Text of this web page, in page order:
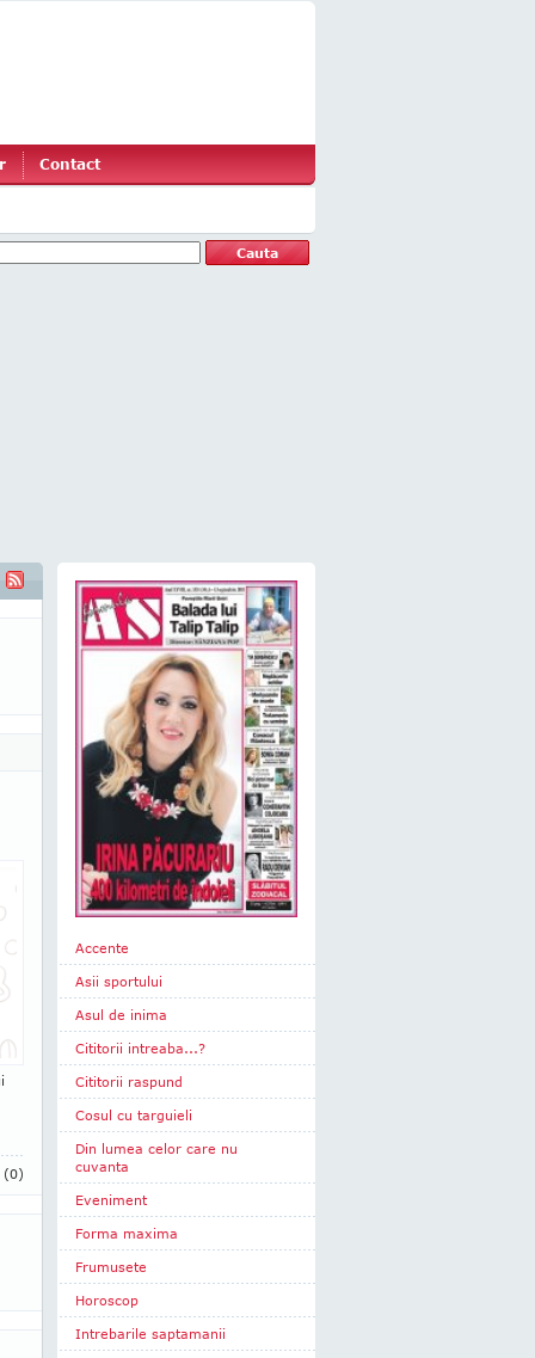
Contact
(0)
Accente
Asii sportului
Asul de inima
Cititorii intreaba...?
Cititorii raspund
Cosul cu targuieli
Din lumea celor care nu
cuvanta
Eveniment
Forma maxima
Frumusete
Horoscop
Intrebarile saptamanii